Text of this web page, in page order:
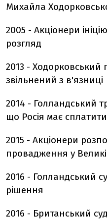
Михайла
2005 - Акціонери
розгляд
2013 - Ходорковський
звільнений з в'язниці
2014 - Голландський
що Росія має
2015 - Акціонери
провадження у
2016 - Голландський
рішення
2016 - Британський